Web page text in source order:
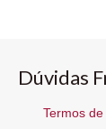
Dúvidas
Termos